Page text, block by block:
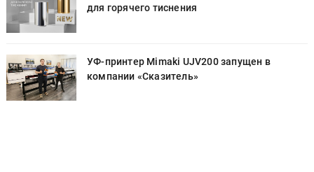
для горячего тиснения
УФ-принтер Mimaki UJV200 запущен в
компании «Сказитель»